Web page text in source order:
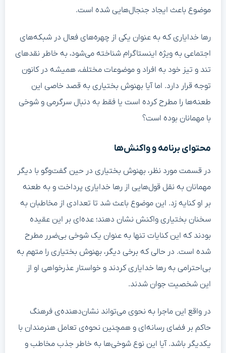
موضوع باعث ایجاد جنجال‌هایی شده است.
رها خدایاری که به عنوان یکی از چهره‌های فعال در شبکه‌های
اجتماعی به ویژه اینستاگرام شناخته می‌شود، به خاطر نقدهای
تند و تیز خود به افراد و موضوعات مختلف، همیشه در کانون
توجه قرار دارد. اما آیا بهنوش بختیاری به قصد خاصی این
طعنه‌ها را مطرح کرده است یا فقط به دنبال سرگرمی و شوخی
با مهمانان بوده است؟
محتوای برنامه و واکنش‌ها
در قسمت مورد نظر، بهنوش بختیاری در حین گفت‌وگو با دیگر
مهمانان به نقل قول‌هایی از رها خدایاری پرداخت و به طعنه
بر او کنایه زد. این موضوع باعث شد تا تعدادی از مخاطبان به
سخنان بختیاری واکنش نشان دهند؛ عده‌ای بر این عقیده
بودند که این کنایات تنها به عنوان یک شوخی بی‌ضرر مطرح
شده است. در حالی که برخی دیگر، بهنوش بختیاری را متهم به
بی‌احترامی به رها خدایاری کردند و خواستار عذرخواهی او از
این شخصیت جوان شدند.
در واقع این ماجرا به نحوی می‌تواند نشان‌دهنده‌ی فرهنگ
حاکم بر فضای رسانه‌ای و همچنین نحوه‌ی تعامل هنرمندان با
یکدیگر باشد. آیا این نوع شوخی‌ها به خاطر جذب مخاطب و